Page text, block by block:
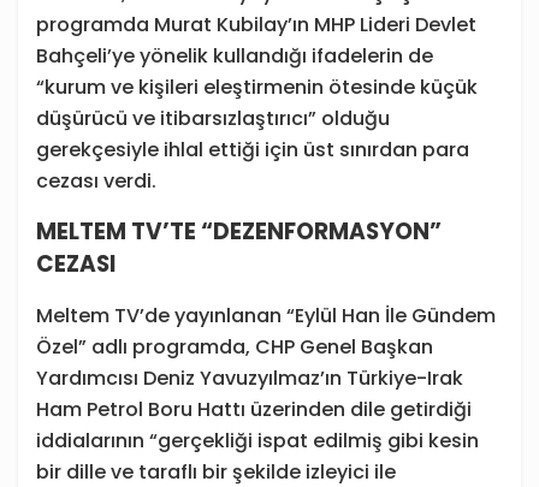
programda Murat Kubilay’ın MHP Lideri Devlet
Bahçeli’ye yönelik kullandığı ifadelerin de
“kurum ve kişileri eleştirmenin ötesinde küçük
düşürücü ve itibarsızlaştırıcı” olduğu
gerekçesiyle ihlal ettiği için üst sınırdan para
cezası verdi.
MELTEM TV’TE “DEZENFORMASYON”
CEZASI
Meltem TV’de yayınlanan “Eylül Han İle Gündem
Özel” adlı programda, CHP Genel Başkan
Yardımcısı Deniz Yavuzyılmaz’ın Türkiye-Irak
Ham Petrol Boru Hattı üzerinden dile getirdiği
iddialarının “gerçekliği ispat edilmiş gibi kesin
bir dille ve taraflı bir şekilde izleyici ile